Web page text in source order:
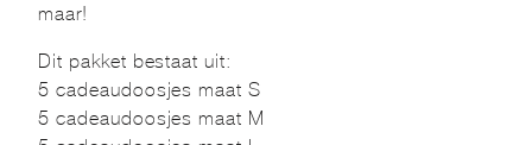
maar!
Dit pakket bestaat uit:
5 cadeaudoosjes maat S
5 cadeaudoosjes maat M